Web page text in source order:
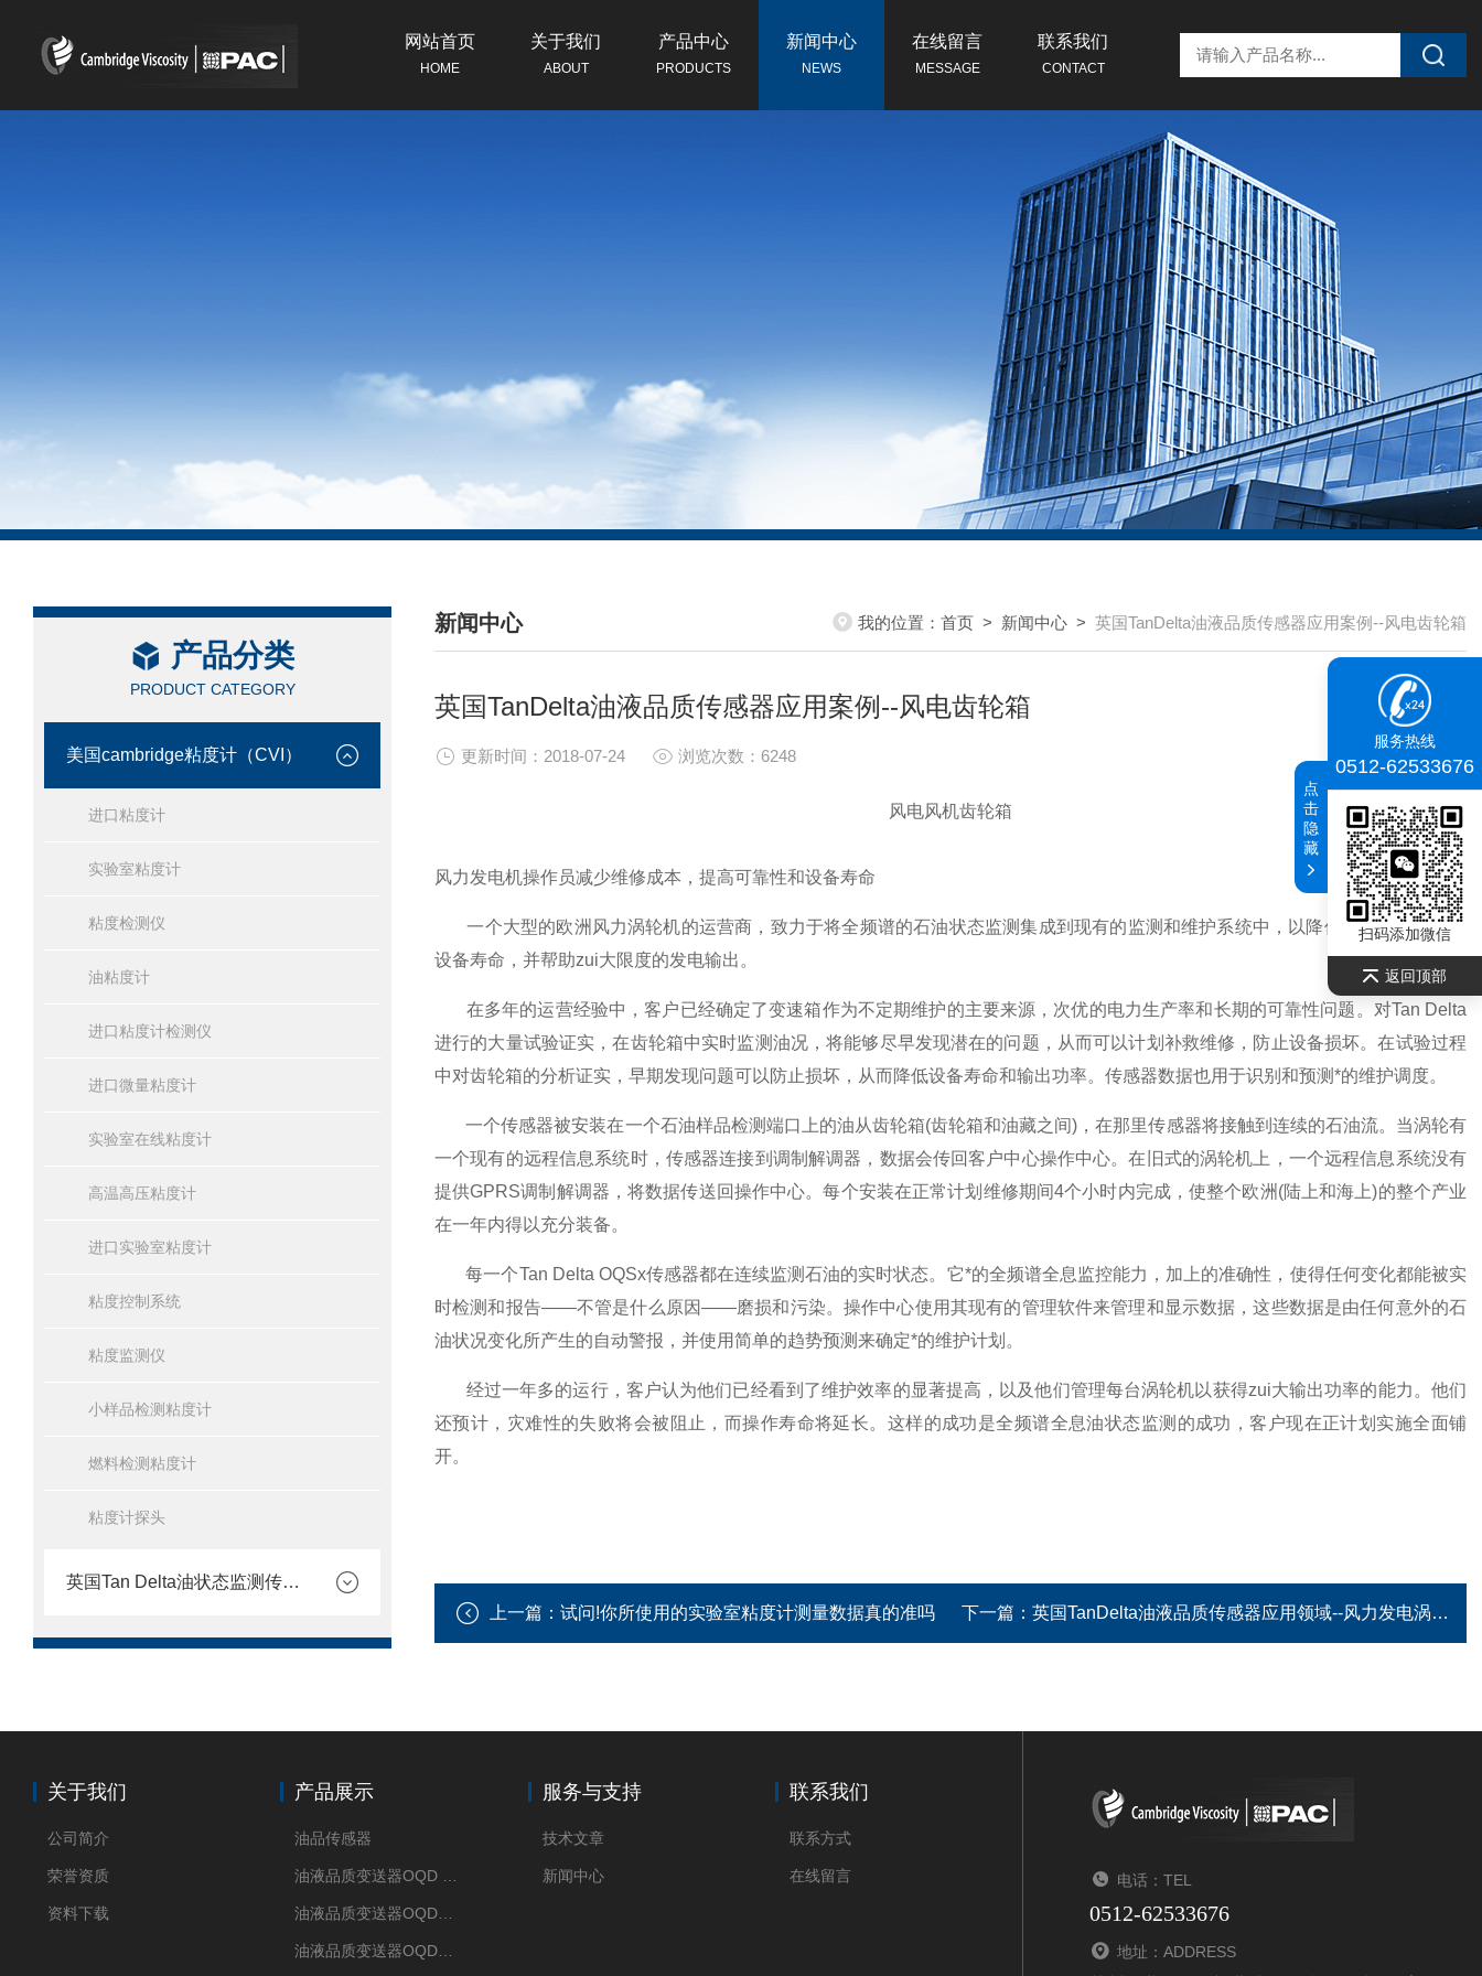
网站首页
HOME
关于我们
ABOUT
产品中心
PRODUCTS
新闻中心
NEWS
在线留言
MESSAGE
联系我们
CONTACT
产品分类
PRODUCT CATEGORY
美国cambridge粘度计（CVI）
进口粘度计
实验室粘度计
粘度检测仪
油粘度计
进口粘度计检测仪
进口微量粘度计
实验室在线粘度计
高温高压粘度计
进口实验室粘度计
粘度控制系统
粘度监测仪
小样品检测粘度计
燃料检测粘度计
粘度计探头
英国Tan Delta油状态监测传感器
新闻中心
/ NEWS CENTER
我的位置： 首页 > 新闻中心 > 英国TanDelta油液品质传感器应用案例--风电齿轮箱
英国TanDelta油液品质传感器应用案例--风电齿轮箱
更新时间：2018-07-24 浏览次数：6248
风电风机齿轮箱
风力发电机操作员减少维修成本，提高可靠性和设备寿命
一个大型的欧洲风力涡轮机的运营商，致力于将全频谱的石油状态监测集成到现有的监测和维护系统中，以降低维护成本，延长
设备寿命，并帮助zui大限度的发电输出。
在多年的运营经验中，客户已经确定了变速箱作为不定期维护的主要来源，次优的电力生产率和长期的可靠性问题。对Tan Delta
进行的大量试验证实，在齿轮箱中实时监测油况，将能够尽早发现潜在的问题，从而可以计划补救维修，防止设备损坏。在试验过程
中对齿轮箱的分析证实，早期发现问题可以防止损坏，从而降低设备寿命和输出功率。传感器数据也用于识别和预测*的维护调度。
一个传感器被安装在一个石油样品检测端口上的油从齿轮箱(齿轮箱和油藏之间)，在那里传感器将接触到连续的石油流。当涡轮有
一个现有的远程信息系统时，传感器连接到调制解调器，数据会传回客户中心操作中心。在旧式的涡轮机上，一个远程信息系统没有
提供GPRS调制解调器，将数据传送回操作中心。每个安装在正常计划维修期间4个小时内完成，使整个欧洲(陆上和海上)的整个产业
在一年内得以充分装备。
每一个Tan Delta OQSx传感器都在连续监测石油的实时状态。它*的全频谱全息监控能力，加上的准确性，使得任何变化都能被实
时检测和报告——不管是什么原因——磨损和污染。操作中心使用其现有的管理软件来管理和显示数据，这些数据是由任何意外的石
油状况变化所产生的自动警报，并使用简单的趋势预测来确定*的维护计划。
经过一年多的运行，客户认为他们已经看到了维护效率的显著提高，以及他们管理每台涡轮机以获得zui大输出功率的能力。他们
还预计，灾难性的失败将会被阻止，而操作寿命将延长。这样的成功是全频谱全息油状态监测的成功，客户现在正计划实施全面铺
开。
上一篇： 试问!你所使用的实验室粘度计测量数据真的准吗 下一篇： 英国TanDelta油液品质传感器应用领域--风力发电涡轮机
关于我们
公司简介
荣誉资质
资料下载
产品展示
油品传感器
服务与支持
技术文章
新闻中心
联系我们
联系方式
在线留言 电话：TEL
0512-62533676
地址：ADDRESS
服务热线
0512-62533676
扫码添加微信
返回顶部
点
击
隐
藏